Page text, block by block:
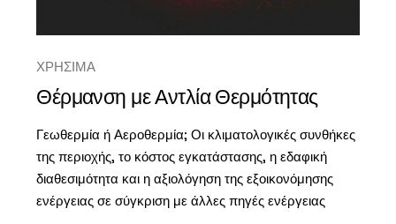
ΧΡΗΣΙΜΑ
Θέρμανση με Αντλία Θερμότητας
Γεωθερμία ή Αεροθερμία; Οι κλιματολογικές συνθήκες
της περιοχής, το κόστος εγκατάστασης, η εδαφική
διαθεσιμότητα και η αξιολόγηση της εξοικονόμησης
ενέργειας σε σύγκριση με άλλες πηγές ενέργειας